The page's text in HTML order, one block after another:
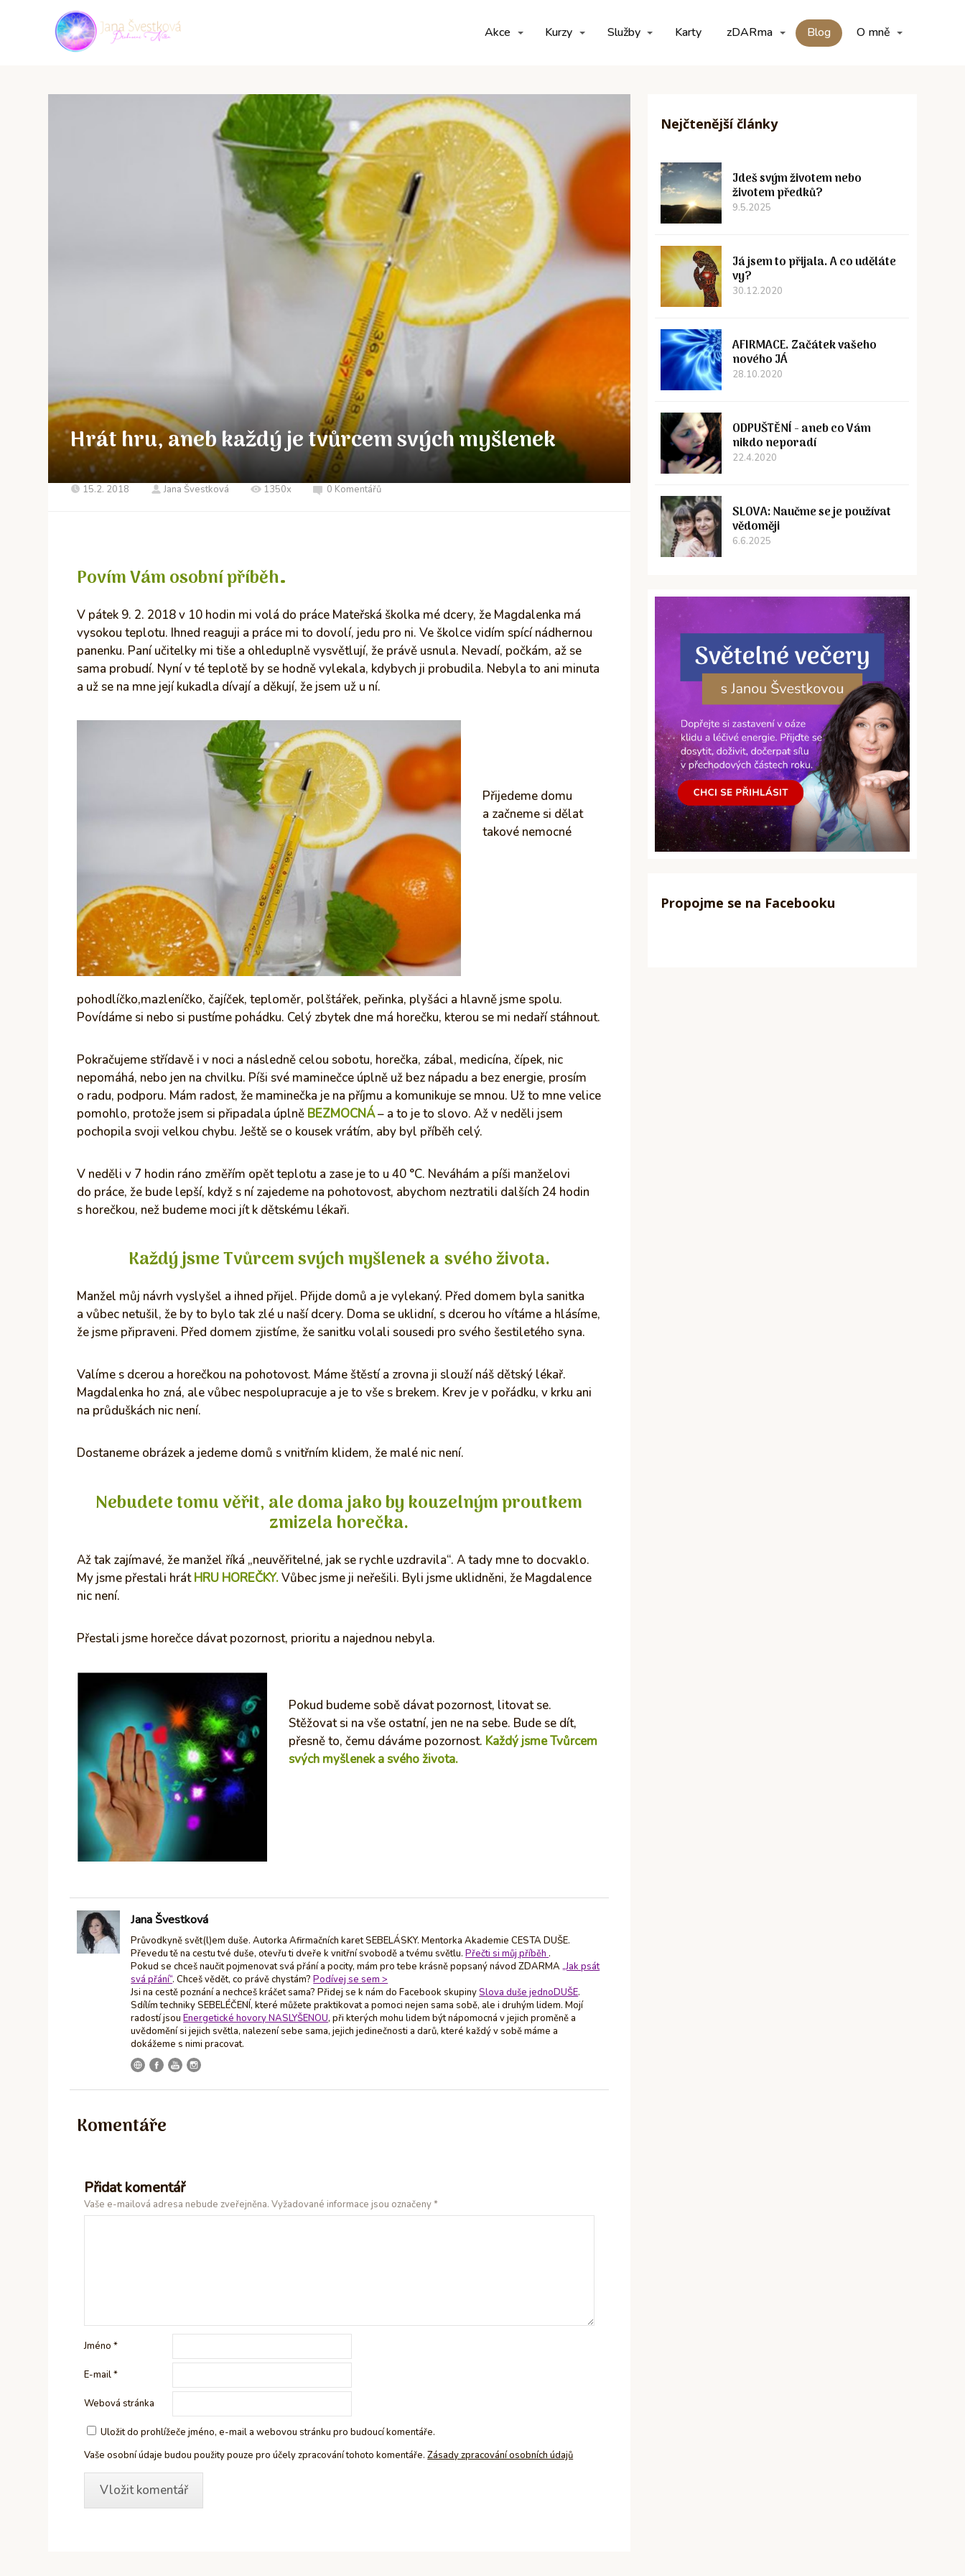
Akce Kurzy Služby Karty zDARma Blog O mně
Hrát hru, aneb každý je tvůrcem svých myšlenek
15.2. 2018 Jana Švestková 1350x 0 Komentářů
Povím Vám osobní příběh…
V pátek 9. 2. 2018 v 10 hodin mi volá do práce Mateřská školka mé dcery, že Magdalenka má
vysokou teplotu. Ihned reaguji a práce mi to dovolí, jedu pro ni. Ve školce vidím spící nádhernou
panenku. Paní učitelky mi tiše a ohleduplně vysvětlují, že právě usnula. Nevadí, počkám, až se
sama probudí. Nyní v té teplotě by se hodně vylekala, kdybych ji probudila. Nebyla to ani minuta
a už se na mne její kukadla dívají a děkují, že jsem už u ní.
Přijedeme domu
a začneme si dělat
takové nemocné
pohodlíčko,mazleníčko, čajíček, teploměr, polštářek, peřinka, plyšáci a hlavně jsme spolu.
Povídáme si nebo si pustíme pohádku. Celý zbytek dne má horečku, kterou se mi nedaří stáhnout.
Pokračujeme střídavě i v noci a následně celou sobotu, horečka, zábal, medicína, čípek, nic
nepomáhá, nebo jen na chvilku. Píši své maminečce úplně už bez nápadu a bez energie, prosím
o radu, podporu. Mám radost, že maminečka je na příjmu a komunikuje se mnou. Už to mne velice
pomohlo, protože jsem si připadala úplně BEZMOCNÁ– a to je to slovo. Až v neděli jsem
pochopila svoji velkou chybu. Ještě se o kousek vrátím, aby byl příběh celý.
V neděli v 7 hodin ráno změřím opět teplotu a zase je to u 40 °C. Neváhám a píši manželovi
do práce, že bude lepší, když s ní zajedeme na pohotovost, abychom neztratili dalších 24 hodin
s horečkou, než budeme moci jít k dětskému lékaři.
Každý jsme Tvůrcem svých myšlenek a svého života.
Manžel můj návrh vyslyšel a ihned přijel. Přijde domů a je vylekaný. Před domem byla sanitka
a vůbec netušil, že by to bylo tak zlé u naší dcery. Doma se uklidní, s dcerou ho vítáme a hlásíme,
že jsme připraveni. Před domem zjistíme, že sanitku volali sousedi pro svého šestiletého syna.
Valíme s dcerou a horečkou na pohotovost. Máme štěstí a zrovna ji slouží náš dětský lékař.
Magdalenka ho zná, ale vůbec nespolupracuje a je to vše s brekem. Krev je v pořádku, v krku ani
na průduškách nic není.
Dostaneme obrázek a jedeme domů s vnitřním klidem, že malé nic není.
Nebudete tomu věřit, ale doma jako by kouzelným proutkem
zmizela horečka.
Až tak zajímavé, že manžel říká „neuvěřitelné, jak se rychle uzdravila“. A tady mne to docvaklo.
My jsme přestali hrátHRU HOREČKY.Vůbec jsme ji neřešili. Byli jsme uklidněni, že Magdalence
nic není.
Přestali jsme horečce dávat pozornost, prioritu a najednou nebyla.
Pokud budeme sobě dávat pozornost, litovat se.
Stěžovat si na vše ostatní, jen ne na sebe. Bude se dít,
přesně to, čemu dáváme pozornost. Každý jsme Tvůrcem
svých myšlenek a svého života.
Jana Švestková
Průvodkyně svět(l)em duše. Autorka Afirmačních karet SEBELÁSKY. Mentorka Akademie CESTA DUŠE.
Převedu tě na cestu tvé duše, otevřu ti dveře k vnitřní svobodě a tvému světlu.Přečti si můj příběh .
Pokud se chceš naučit pojmenovat svá přání a pocity, mám pro tebe krásně popsaný návod ZDARMA „Jak psát
svá přání“. Chceš vědět, co právě chystám?Podívej se sem >
Jsi na cestě poznání a nechceš kráčet sama? Přidej se k nám do Facebook skupiny Slova duše jednoDUŠE.
Sdílím techniky SEBELÉČENÍ, které můžete praktikovat a pomoci nejen sama sobě, ale i druhým lidem. Mojí
radostí jsouEnergetické hovory NASLYŠENOU, při kterých mohu lidem být nápomocná v jejich proměně a
uvědomění si jejich světla, nalezení sebe sama, jejich jedinečnosti a darů, které každý v sobě máme a
dokážeme s nimi pracovat.
Komentáře
Přidat komentář
Vaše e-mailová adresa nebude zveřejněna. Vyžadované informace jsou označeny*
Jméno*
E-mail*
Webová stránka
Uložit do prohlížeče jméno, e-mail a webovou stránku pro budoucí komentáře.
Vaše osobní údaje budou použity pouze pro účely zpracování tohoto komentáře. Zásady zpracování osobních údajů
Nejčtenější články
Jdeš svým životem nebo
životem předků?
9.5.2025
Já jsem to přijala. A co uděláte
vy?
30.12.2020
AFIRMACE. Začátek vašeho
nového JÁ
28.10.2020
ODPUŠTĚNÍ - aneb co Vám
nikdo neporadí
22.4.2020
SLOVA: Naučme se je používat
vědoměji
6.6.2025
Propojme se na Facebooku